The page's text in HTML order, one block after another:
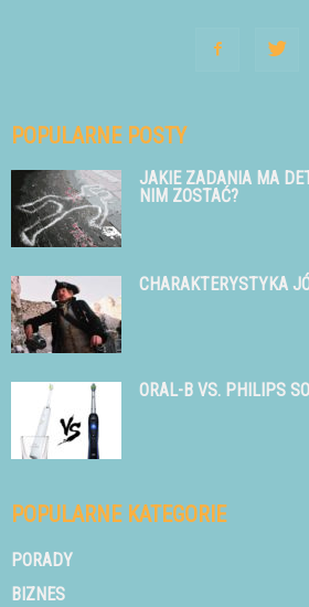
POPULARNE POSTY
JAKIE ZADANIA MA
NIM ZOSTAĆ?
CHARAKTERYSTYKA
ORAL-B VS. PHILIPS
POPULARNE KATEGORIE
PORADY
BIZNES